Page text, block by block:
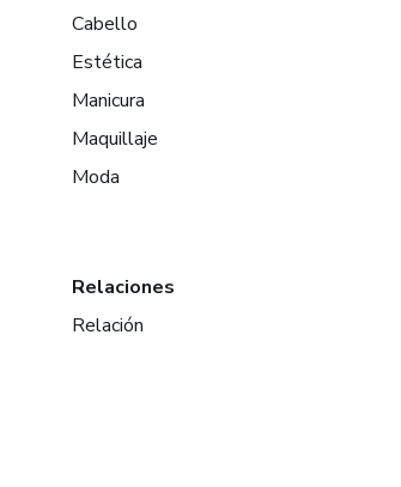
Cabello
Estética
Manicura
Maquillaje
Moda
Relaciones
Relación